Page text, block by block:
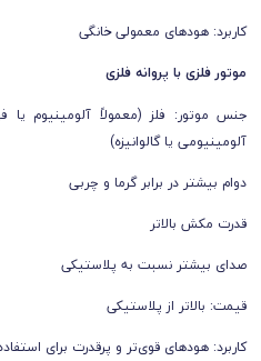
کاربرد: هودهای معمولی خانگی
موتور فلزی با پروانه فلزی
جنس موتور: فلز (معمولاً آلومینیوم
آلومینیومی یا گالوانیزه)
دوام بیشتر در برابر گرما و چربی
قدرت مکش بالاتر
صدای بیشتر نسبت به پلاستیکی
قیمت: بالاتر از پلاستیکی
کاربرد: هودهای قوی‌تر و پرقدرت برای